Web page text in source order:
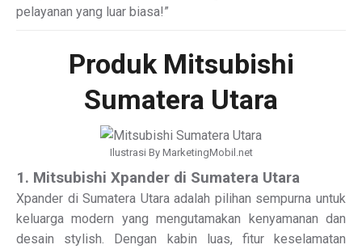
pelayanan yang luar biasa!”
Produk Mitsubishi
Sumatera Utara
Ilustrasi By MarketingMobil.net
1. Mitsubishi Xpander di Sumatera Utara
Xpander di Sumatera Utara adalah pilihan sempurna untuk
keluarga modern yang mengutamakan kenyamanan dan
desain stylish. Dengan kabin luas, fitur keselamatan